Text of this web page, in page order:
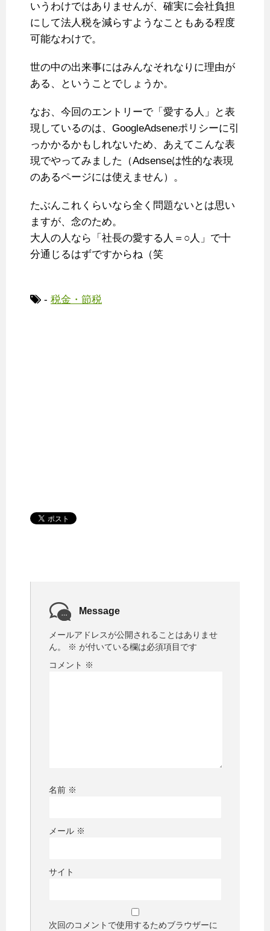
いうわけではありませんが、確実に会社負担
にして法人税を減らすようなこともある程度
可能なわけで。
世の中の出来事にはみんなそれなりに理由が
ある、ということでしょうか。
なお、今回のエントリーで「愛する人」と表
現しているのは、GoogleAdseneポリシーに引
っかかるかもしれないため、あえてこんな表
現でやってみました（Adsenseは性的な表現
のあるページには使えません）。
たぶんこれくらいなら全く問題ないとは思い
ますが、念のため。
大人の人なら「社長の愛する人＝○人」で十
分通じるはずですからね（笑
- 税金・節税
Message
メールアドレスが公開されることはありませ
ん。
※ が付いている欄は必須項目です
コメント ※
名前 ※
メール ※
サイト
次回のコメントで使用するためブラウザーに